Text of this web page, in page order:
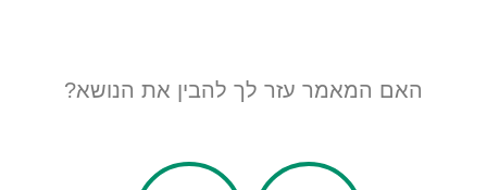
האם המאמר עזר לך להבין את הנושא?